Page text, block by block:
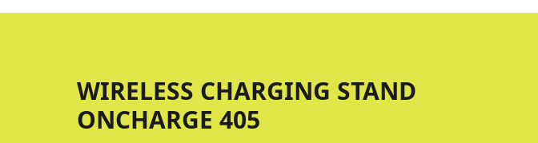
WIRELESS CHARGING STAND
ONCHARGE 405